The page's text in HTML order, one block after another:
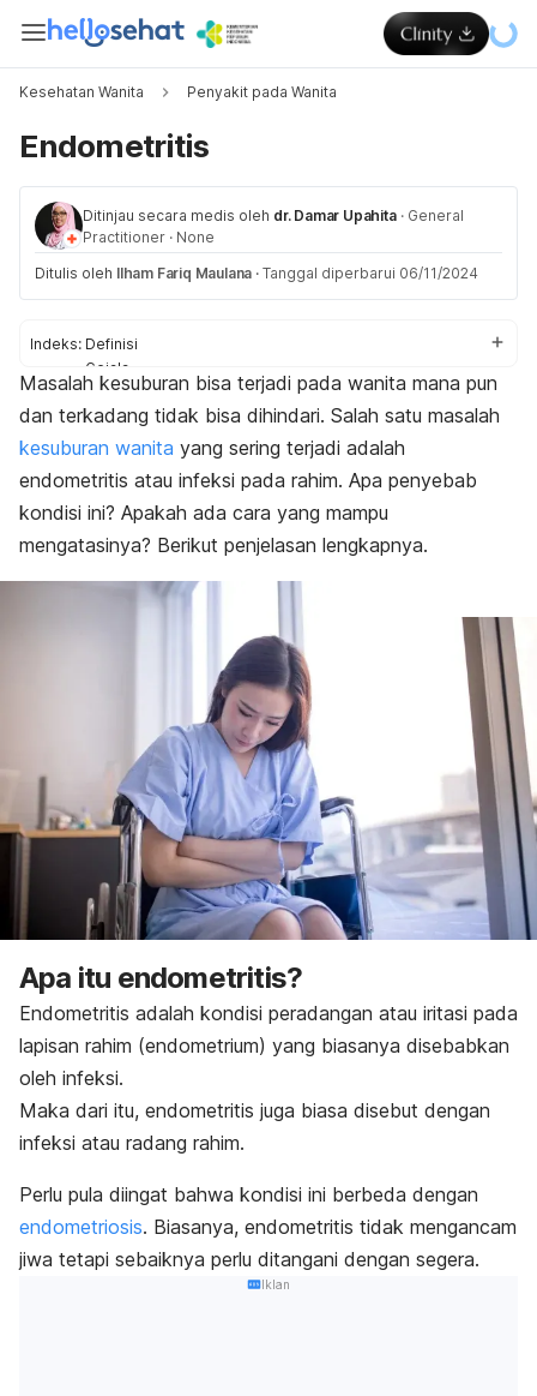
Kesehatan Wanita Penyakit pada Wanita
Endometritis
Ditinjau secara medis oleh dr. Damar Upahita · General
Practitioner · None
Ditulis oleh Ilham Fariq Maulana · Tanggal diperbarui 06/11/2024
Indeks: Definisi
Gejala
Penyebab
Faktor risiko
Komplikasi
Pengobatan
Pencegahan
Masalah kesuburan bisa terjadi pada wanita mana pun
dan terkadang tidak bisa dihindari. Salah satu masalah
kesuburan wanita yang sering terjadi adalah
endometritis atau infeksi pada rahim. Apa penyebab
kondisi ini? Apakah ada cara yang mampu
mengatasinya? Berikut penjelasan lengkapnya.
Apa itu endometritis?
Endometritis adalah kondisi peradangan atau iritasi pada
lapisan rahim (endometrium) yang biasanya disebabkan
oleh infeksi.
Maka dari itu, endometritis juga biasa disebut dengan
infeksi atau radang rahim.
Perlu pula diingat bahwa kondisi ini berbeda dengan
endometriosis. Biasanya, endometritis tidak mengancam
jiwa tetapi sebaiknya perlu ditangani dengan segera.
Iklan